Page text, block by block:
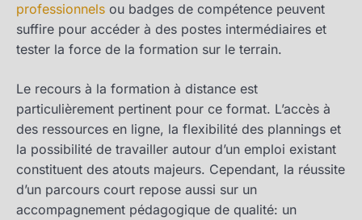
professionnels ou badges de compétence peuvent
suffire pour accéder à des postes intermédiaires et
tester la force de la formation sur le terrain.
Le recours à la formation à distance est
particulièrement pertinent pour ce format. L’accès à
des ressources en ligne, la flexibilité des plannings et
la possibilité de travailler autour d’un emploi existant
constituent des atouts majeurs. Cependant, la réussite
d’un parcours court repose aussi sur un
accompagnement pédagogique de qualité: un